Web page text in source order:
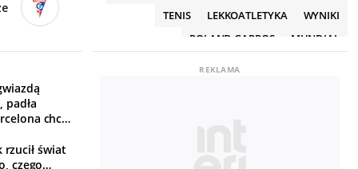
TENIS
LEKKOATLETYKA
WYNIKI
ROLAND GARROS
MUNDIAL
padła
chce
rzucił świat
czego